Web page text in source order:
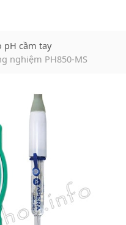
pH cầm tay
nghiệm PH850-MS